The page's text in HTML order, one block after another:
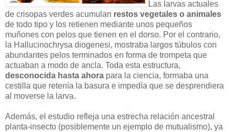
Las larvas actuales
de crisopas verdes acumulan restos vegetales o animales
de todo tipo y los retienen mediante unos pequeños
muñones con pelos que tienen en el dorso. Por el contrario,
la Hallucinochrysa diogenesi, mostraba largos túbulos con
abundantes pelos terminados en forma de trompeta que
actuaban a modo de ancla. Toda esta estructura,
desconocida hasta ahora para la ciencia, formaba una
cestilla que retenía la basura e impedía que se desprendiera
al moverse la larva.
Además, el estudio refleja una estrecha relación ancestral
planta-insecto (posiblemente un ejemplo de mutualismo), ya